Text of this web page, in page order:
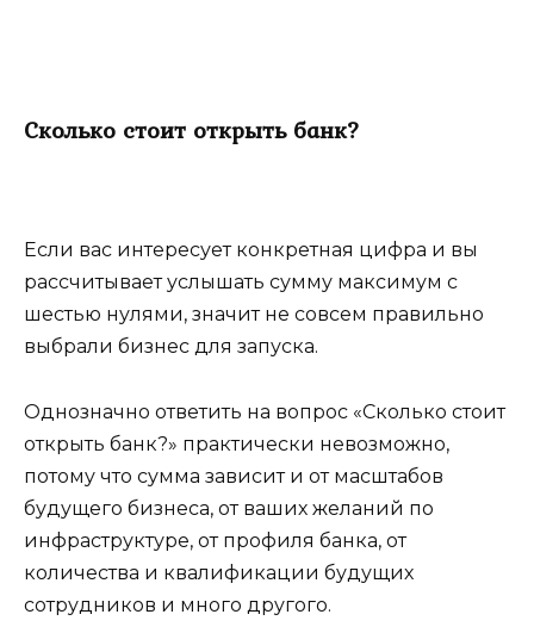
Сколько стоит открыть банк?
Если вас интересует конкретная цифра и вы
рассчитывает услышать сумму максимум с
шестью нулями, значит не совсем правильно
выбрали бизнес для запуска.
Однозначно ответить на вопрос «Сколько стоит
открыть банк?» практически невозможно,
потому что сумма зависит и от масштабов
будущего бизнеса, от ваших желаний по
инфраструктуре, от профиля банка, от
количества и квалификации будущих
сотрудников и много другого.